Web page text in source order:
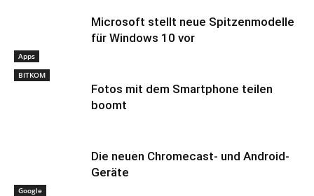
Apps
Microsoft stellt neue Spitzenmodelle
für Windows 10 vor
BITKOM
Fotos mit dem Smartphone teilen
boomt
Google
Die neuen Chromecast- und Android-
Geräte